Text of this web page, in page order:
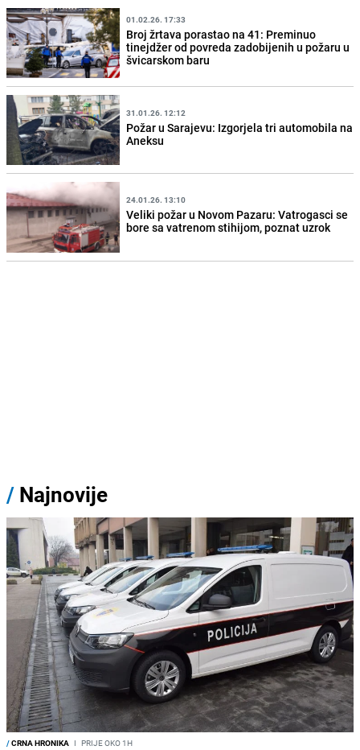
01.02.26. 17:33
Broj žrtava porastao na 41: Preminuo
tinejdžer od povreda zadobijenih u požaru u
švicarskom baru
31.01.26. 12:12
Požar u Sarajevu: Izgorjela tri automobila na
Aneksu
24.01.26. 13:10
Veliki požar u Novom Pazaru: Vatrogasci se
bore sa vatrenom stihijom, poznat uzrok
/ Najnovije
/CRNA HRONIKA I PRIJE OKO 1H